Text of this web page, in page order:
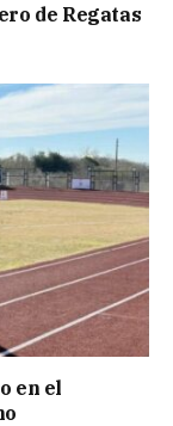
de Regatas
en el